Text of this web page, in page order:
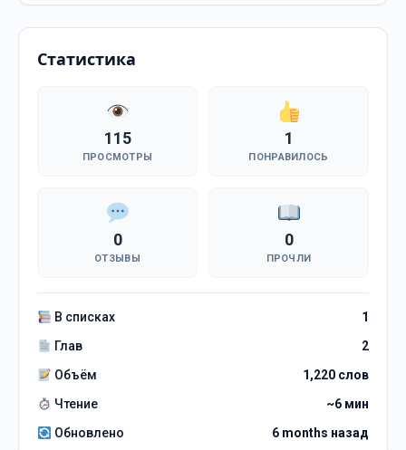
Статистика
115
ПРОСМОТРЫ
1
ПОНРАВИЛОСЬ
0
ОТЗЫВЫ
0
ПРОЧЛИ
В списках
1
Глав
2
Объём
1,220 слов
Чтение
~6 мин
Обновлено
6 months назад